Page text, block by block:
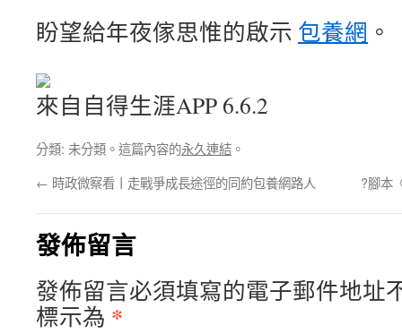
盼望給年夜傢思惟的啟示 包養網 。
來自自得生涯APP 6.6.2
分類: 未分類。這篇內容的永久連結 。
← 時政微察看丨走戰爭成長途徑的同約包養網路人 ?腳本
發佈留言
發佈留言必須填寫的電子郵件地址
標示為 *